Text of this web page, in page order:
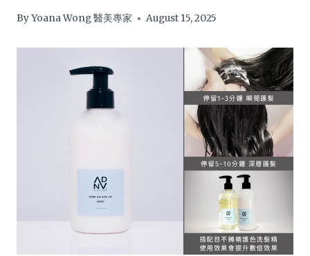
ByYoana Wong 醫美專家 August 15, 2025